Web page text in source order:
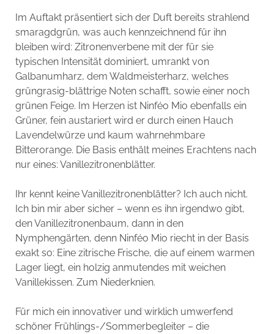
Im Auftakt präsentiert sich der Duft bereits strahlend
smaragdgrün, was auch kennzeichnend für ihn
bleiben wird: Zitronenverbene mit der für sie
typischen Intensität dominiert, umrankt von
Galbanumharz, dem Waldmeisterharz, welches
grüngrasig-blättrige Noten schafft, sowie einer noch
grünen Feige. Im Herzen ist Ninféo Mio ebenfalls ein
Grüner, fein austariert wird er durch einen Hauch
Lavendelwürze und kaum wahrnehmbare
Bitterorange. Die Basis enthält meines Erachtens nach
nur eines: Vanillezitronenblätter.
Ihr kennt keine Vanillezitronenblätter? Ich auch nicht.
Ich bin mir aber sicher – wenn es ihn irgendwo gibt,
den Vanillezitronenbaum, dann in den
Nymphengärten, denn Ninféo Mio riecht in der Basis
exakt so: Eine zitrische Frische, die auf einem warmen
Lager liegt, ein holzig anmutendes mit weichen
Vanillekissen. Zum Niederknien.
Für mich ein innovativer und wirklich umwerfend
schöner Frühlings-/Sommerbegleiter – die